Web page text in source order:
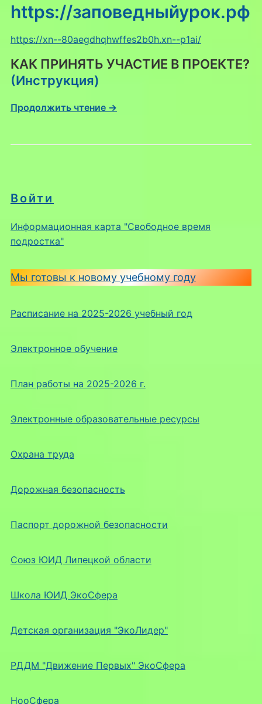
Войти
Информационная карта "Свободное время
подростка"
Мы готовы к новому учебному году
Расписание на 2025-2026 учебный год
Электронное обучение
План работы на 2025-2026 г.
Электронные образовательные ресурсы
Охрана труда
Дорожная безопасность
Паспорт дорожной безопасности
Союз ЮИД Липецкой области
Школа ЮИД ЭкоСфера
Детская организация "ЭкоЛидер"
РДДМ "Движение Первых" ЭкоСфера
НооСфера
https://заповедныйурок.рф
https://xn--80aegdhqhwffes2b0h.xn--p1ai/
КАК ПРИНЯТЬ УЧАСТИЕ В ПРОЕКТЕ?
(Инструкция)
Продолжить чтение →